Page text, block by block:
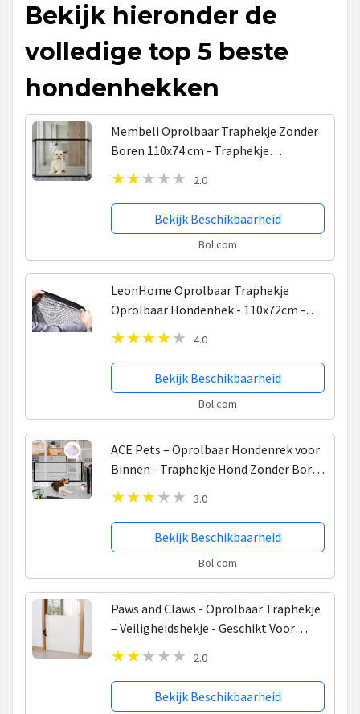
Bekijk hieronder de
volledige top 5 beste
hondenhekken
Membeli Oprolbaar Traphekje Zonder
Boren 110x74 cm - Traphekje
Klembevestiging Hond - Traphekje
Opvouwbaar - Zwart
2.0
Bekijk Beschikbaarheid
Bol.com
LeonHome Oprolbaar Traphekje
Oprolbaar Hondenhek - 110x72cm -
Hondehekje zonder boren -
Klembevestiging Hond -
Veiligheidhekje en Hangbevestiging
Baby,...
4.0
Bekijk Beschikbaarheid
Bol.com
ACE Pets – Oprolbaar Hondenrek voor
Binnen - Traphekje Hond Zonder Boren
- Veiligheidshek Deurhekje - 180 x 72 cm
- Zwart
3.0
Bekijk Beschikbaarheid
Bol.com
Paws and Claws - Oprolbaar Traphekje
– Veiligheidshekje - Geschikt Voor
Trappen en Deuropeningen –
Hondenhek - Kinderveiligheid 115 CM –
Wit
2.0
Bekijk Beschikbaarheid